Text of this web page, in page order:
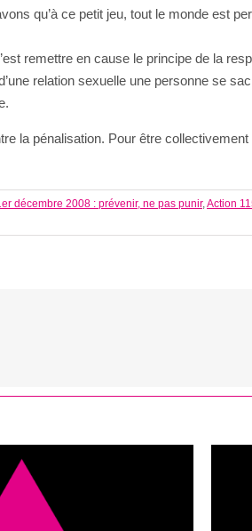
qu’à ce petit jeu, tout le monde est
remettre en cause le principe de la
relation sexuelle une personne se
la pénalisation. Pour être
décembre 2008 : prévenir, ne pas punir, Action